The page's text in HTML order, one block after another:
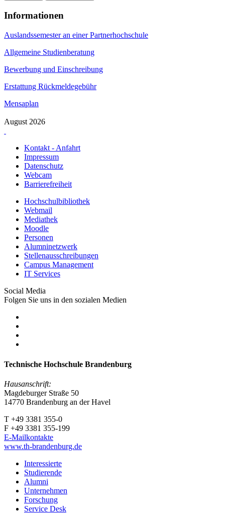
Informationen
Auslandssemester an einer Partnerhochschule
Allgemeine Studienberatung
Bewerbung und Einschreibung
Erstattung Rückmeldegebühr
Mensaplan
August 2026
Kontakt - Anfahrt
Impressum
Datenschutz
Webcam
Barrierefreiheit
Hochschulbibliothek
Webmail
Mediathek
Moodle
Personen
Alumninetzwerk
Stellenausschreibungen
Campus Management
IT Services
Social Media
Folgen Sie uns in den sozialen Medien
Technische Hochschule Brandenburg
Hausanschrift:
Magdeburger Straße 50
14770 Brandenburg an der Havel
T +49 3381 355-0
F +49 3381 355-199
E-Mailkontakte
www.th-brandenburg.de
Interessierte
Studierende
Alumni
Unternehmen
Forschung
Service Desk